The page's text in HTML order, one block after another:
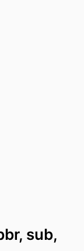
sub,